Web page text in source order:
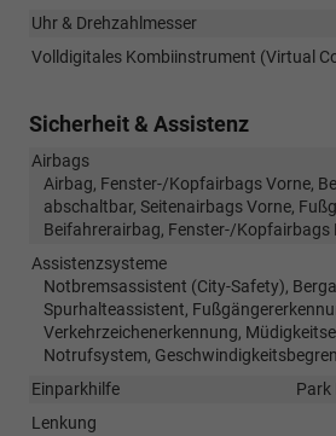
Uhr & Drehzahlmesser
Volldigitales Kombiinstrument (Virtual
Sicherheit & Assistenz
Airbags
Airbag, Fenster-/Kopfairbags Vorne,
abschaltbar, Seitenairbags Vorne,
Beifahrerairbag, Fenster-/Kopfairbags
Assistenzsysteme
Notbremsassistent (City-Safety),
Spurhalteassistent,
Verkehrzeichenerkennung,
Notrufsystem,
Einparkhilfe
Park
Lenkung